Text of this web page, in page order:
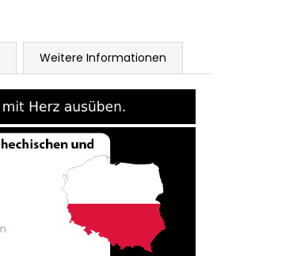
Weitere Informationen